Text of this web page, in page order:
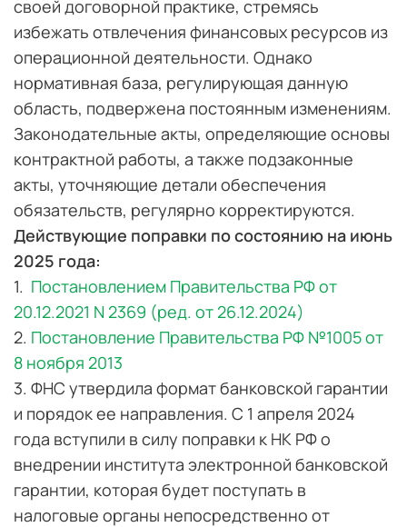
своей договорной практике, стремясь
избежать отвлечения финансовых ресурсов из
операционной деятельности. Однако
нормативная база, регулирующая данную
область, подвержена постоянным изменениям.
Законодательные акты, определяющие основы
контрактной работы, а также подзаконные
акты, уточняющие детали обеспечения
обязательств, регулярно корректируются.
Действующие поправки по состоянию на июнь
2025 года:
1. Постановлением Правительства РФ от
20.12.2021 N 2369 (ред. от 26.12.2024)
2. Постановление Правительства РФ №1005 от
8 ноября 2013
3. ФНС утвердила формат банковской гарантии
и порядок ее направления. С 1 апреля 2024
года вступили в силу поправки к НК РФ о
внедрении института электронной банковской
гарантии, которая будет поступать в
налоговые органы непосредственно от